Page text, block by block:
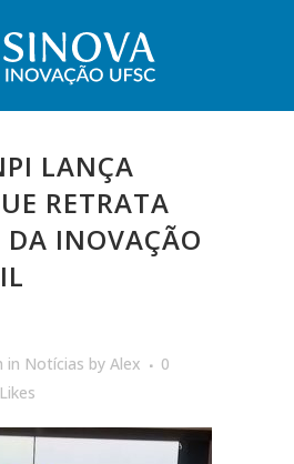
LANÇA
RETRATA
DA INOVAÇÃO
in Notícias by Alex
0
Likes